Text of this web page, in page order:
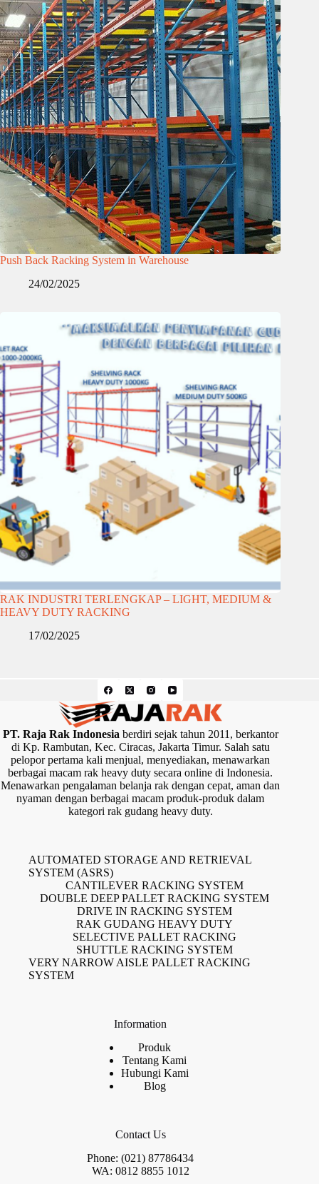
Push Back Racking System in Warehouse
24/02/2025
RAK INDUSTRI TERLENGKAP – LIGHT, MEDIUM &
HEAVY DUTY RACKING
17/02/2025
PT. Raja Rak Indonesiaberdiri sejak tahun 2011, berkantor
di Kp. Rambutan, Kec. Ciracas, Jakarta Timur. Salah satu
pelopor pertama kali menjual, menyediakan, menawarkan
berbagai macam rak heavy duty secara online di Indonesia.
Menawarkan pengalaman belanja rak dengan cepat, aman dan
nyaman dengan berbagai macam produk-produk dalam
kategori rak gudang heavy duty.
AUTOMATED STORAGE AND RETRIEVAL
SYSTEM (ASRS)
CANTILEVER RACKING SYSTEM
DOUBLE DEEP PALLET RACKING SYSTEM
DRIVE IN RACKING SYSTEM
RAK GUDANG HEAVY DUTY
SELECTIVE PALLET RACKING
SHUTTLE RACKING SYSTEM
VERY NARROW AISLE PALLET RACKING
SYSTEM
Information
Produk
Tentang Kami
Hubungi Kami
Blog
Contact Us
Phone: (021) 87786434
WA: 0812 8855 1012